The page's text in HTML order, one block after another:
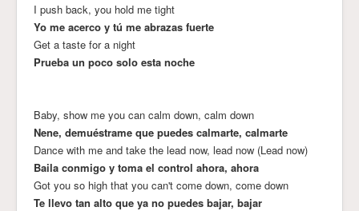
I push back, you hold me tight
Yo me acerco y tú me abrazas fuerte
Get a taste for a night
Prueba un poco solo esta noche
Baby, show me you can calm down, calm down
Nene, demuéstrame que puedes calmarte, calmarte
Dance with me and take the lead now, lead now (Lead now)
Baila conmigo y toma el control ahora, ahora
Got you so high that you can't come down, come down
Te llevo tan alto que ya no puedes bajar, bajar